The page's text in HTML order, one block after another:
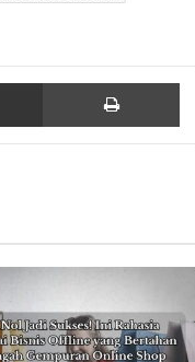
Share via Email